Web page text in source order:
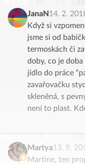
JanaN 14. 2.
Když si
jsme si od
termoskách či
doby, co je
jídlo do práce
zavařovačku
skleněná, s
není to plast.
Martya13. 9.
Martine, ten